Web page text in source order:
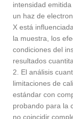
intensidad
un haz de
X está
la muestra, los
condiciones del
resultados
2. El análisis
limitaciones de
estándar con
probando para la
no coincidir